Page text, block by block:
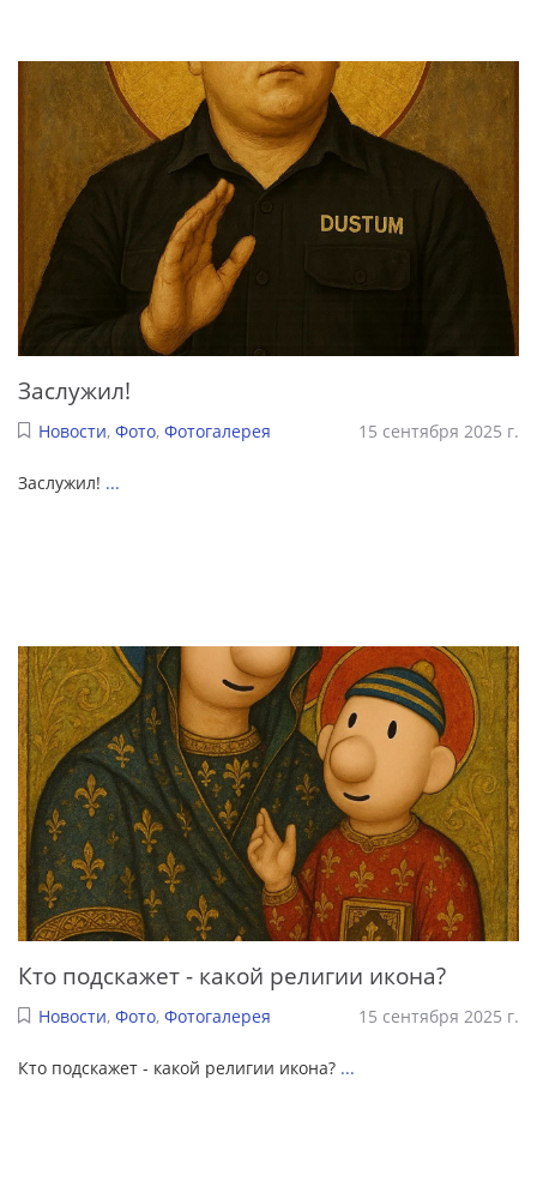
Заслужил!
Новости, Фото, Фотогалерея 15 сентября 2025 г.
Заслужил! ...
Кто подскажет - какой религии икона?
Новости, Фото, Фотогалерея 15 сентября 2025 г.
Кто подскажет - какой религии икона? ...